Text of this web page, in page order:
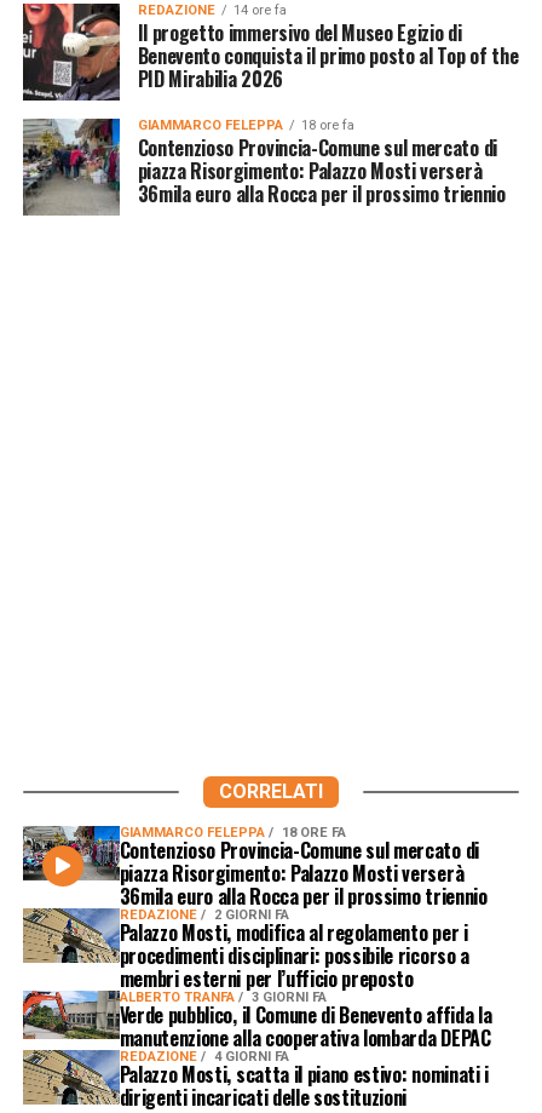
REDAZIONE 14 ore fa
Il progetto immersivo del Museo Egizio di
Benevento conquista il primo posto al Top of the
PID Mirabilia 2026
GIAMMARCO FELEPPA 18 ore fa
Contenzioso Provincia-Comune sul mercato di
piazza Risorgimento: Palazzo Mosti verserà
36mila euro alla Rocca per il prossimo triennio
CORRELATI
GIAMMARCO FELEPPA 18 ORE FA
Contenzioso Provincia-Comune sul mercato di
piazza Risorgimento: Palazzo Mosti verserà
36mila euro alla Rocca per il prossimo triennio
REDAZIONE 2 GIORNI FA
Palazzo Mosti, modifica al regolamento per i
procedimenti disciplinari: possibile ricorso a
membri esterni per l’ufficio preposto
ALBERTO TRANFA 3 GIORNI FA
Verde pubblico, il Comune di Benevento affida la
manutenzione alla cooperativa lombarda DEPAC
REDAZIONE 4 GIORNI FA
Palazzo Mosti, scatta il piano estivo: nominati i
dirigenti incaricati delle sostituzioni